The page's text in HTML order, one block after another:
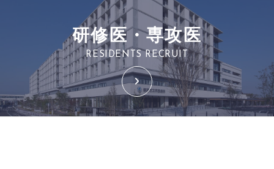
研修医・専攻医
RESIDENTS RECRUIT